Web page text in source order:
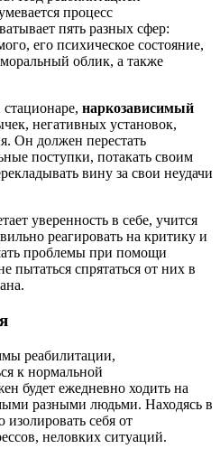
процесс
пять разных сфер:
его психическое состояние,
облик, а также
наркозависимый
негативных установок,
Он должен перестать
поступки, потакать своим
вину за свои неудачи
уверенность в себе, учится
реагировать на критику и
проблемы при помощи
пытаться спрятаться от них в
реабилитации,
к нормальной
будет ежедневно ходить на
разными людьми. Находясь в
себя от
неловких ситуаций.